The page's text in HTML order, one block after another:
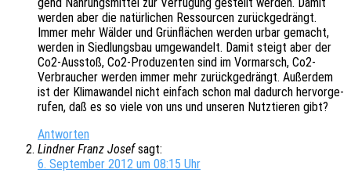
gend Nahrungs­mit­tel zur Verfü­gung gestellt werden. Damit
werden aber die natür­li­chen Ressour­cen zurück­ge­drängt.
Immer mehr Wälder und Grün­flä­chen werden urbar gemacht,
werden in Sied­lungs­bau umge­wan­delt. Damit steigt aber der
Co2-Ausstoß, Co2-Produ­zen­ten sind im Vormarsch, Co2-
Verbrau­cher werden immer mehr zurück­ge­drängt. Außer­dem
ist der Klima­wan­del nicht einfach schon mal dadurch hervor­ge­
ru­fen, daß es so viele von uns und unse­ren Nutz­tie­ren gibt?
Antworten
Lindner Franz Josef sagt:
6. September 2012 um 08:15 Uhr